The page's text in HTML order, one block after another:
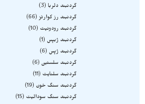
گردنبند دلربا
3
گردنبند رز کوارتز 66
گردنبند رودونیت
10
گردنبند ژبپس
1
گردنبند ژپس
6
گردنبند سلستین 6
گردنبند سلنایت
11
گردنبند سنگ خون
19
گردنبند سنگ سودالیت
15